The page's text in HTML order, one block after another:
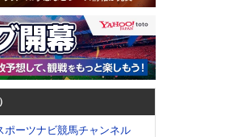
ポーツナビ競馬チャンネル